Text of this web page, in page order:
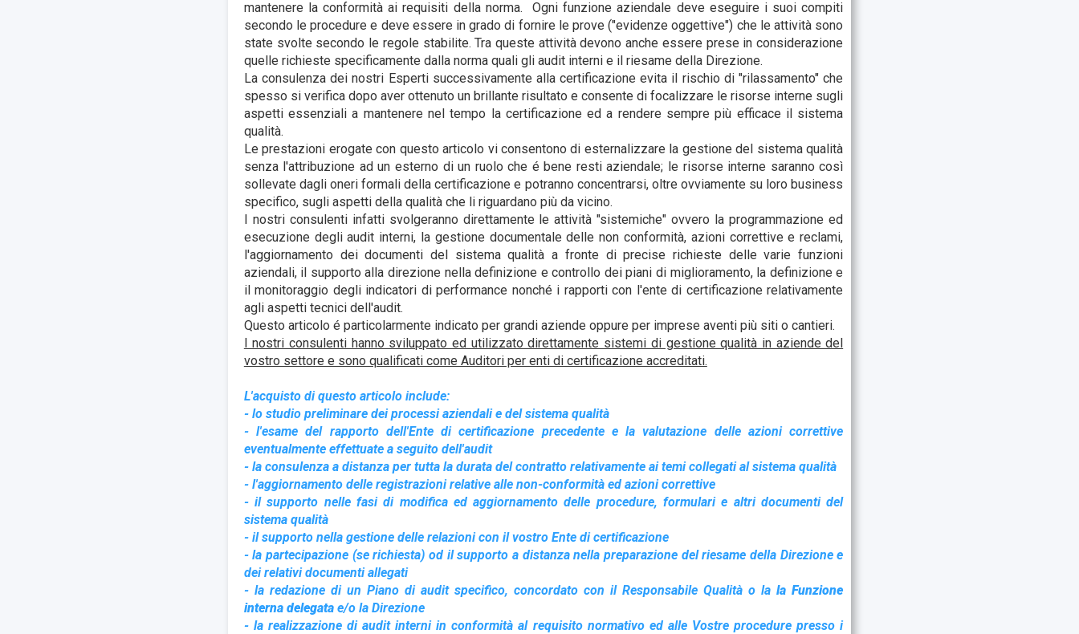
mantenere la conformità ai requisiti della norma. Ogni funzione aziendale deve eseguire i suoi compiti
secondo le procedure e deve essere in grado di fornire le prove ("evidenze oggettive") che le attività sono
state svolte secondo le regole stabilite. Tra queste attività devono anche essere prese in considerazione
quelle richieste specificamente dalla norma quali gli audit interni e il riesame della Direzione.
La consulenza dei nostri Esperti successivamente alla certificazione evita il rischio di "rilassamento" che
spesso si verifica dopo aver ottenuto un brillante risultato e consente di focalizzare le risorse interne sugli
aspetti essenziali a mantenere nel tempo la certificazione ed a rendere sempre più efficace il sistema
qualità.
Le prestazioni erogate con questo articolo vi consentono di esternalizzare la gestione del sistema qualità
senza l'attribuzione ad un esterno di un ruolo che é bene resti aziendale; le risorse interne saranno così
sollevate dagli oneri formali della certificazione e potranno concentrarsi, oltre ovviamente su loro business
specifico, sugli aspetti della qualità che li riguardano più da vicino.
I nostri consulenti infatti svolgeranno direttamente le attività "sistemiche" ovvero la programmazione ed
esecuzione degli audit interni, la gestione documentale delle non conformità, azioni correttive e reclami,
l'aggiornamento dei documenti del sistema qualità a fronte di precise richieste delle varie funzioni
aziendali, il supporto alla direzione nella definizione e controllo dei piani di miglioramento, la definizione e
il monitoraggio degli indicatori di performance nonché i rapporti con l'ente di certificazione relativamente
agli aspetti tecnici dell'audit.
Questo articolo é particolarmente indicato per grandi aziende oppure per imprese aventi più siti o cantieri.
I nostri consulenti hanno sviluppato ed utilizzato direttamente sistemi di gestione qualità in aziende del
vostro settore e sono qualificati come Auditori per enti di certificazione accreditati.
L'acquisto di questo articolo include:
- lo studio preliminare dei processi aziendali e del sistema qualità
- l'esame del rapporto dell'Ente di certificazione precedente e la valutazione delle azioni correttive
eventualmente effettuate a seguito dell'audit
- la consulenza a distanza per tutta la durata del contratto relativamente ai temi collegati al sistema qualità
- l'aggiornamento delle registrazioni relative alle non-conformità ed azioni correttive
- il supporto nelle fasi di modifica ed aggiornamento delle procedure, formulari e altri documenti del
sistema qualità
- il supporto nella gestione delle relazioni con il vostro Ente di certificazione
- la partecipazione (se richiesta) od il supporto a distanza nella preparazione del riesame della Direzione e
dei relativi documenti allegati
- la redazione di un Piano di audit specifico, concordato con il Responsabile Qualità o lala Funzione
interna delegata e/o la Direzione
- la realizzazione di audit interni in conformità al requisito normativo ed alle Vostre procedure presso i